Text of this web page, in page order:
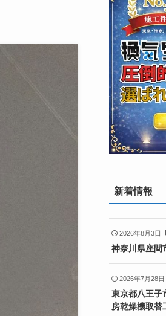
新着情報
2026年8月3日
神奈川県座
2026年7月28日
東京都八王
房乾燥機取替